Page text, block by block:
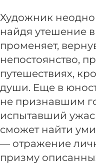
Художник
найдя утешение
променяет,
непостоянство,
путешествиях,
души. Еще в
не признавшим
испытавший
сможет найти
— отражение
призму